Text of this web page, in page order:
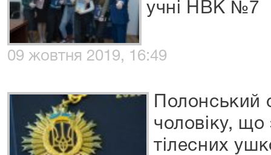
учні НВК №7
09 жовтня 2019, 16:49
Полонський
чоловіку,
тілесних